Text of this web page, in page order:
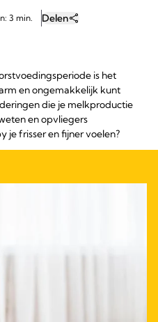
3 min. Delen
is het
en ongemakkelijk kunt
die je melkproductie
en opvliegers
je frisser en fijner voelen?